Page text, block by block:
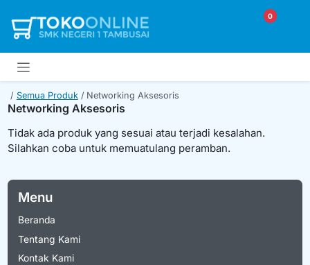
0
Semua Produk Networking Aksesoris
Networking Aksesoris
Tidak ada produk yang sesuai atau terjadi kesalahan.
Silahkan coba untuk memuatulang peramban.
Menu
Beranda
Tentang Kami
Kontak Kami